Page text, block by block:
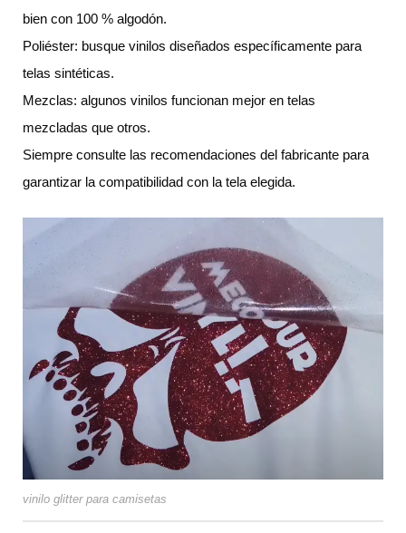
bien con 100 % algodón.
Poliéster: busque vinilos diseñados específicamente para
telas sintéticas.
Mezclas: algunos vinilos funcionan mejor en telas
mezcladas que otros.
Siempre consulte las recomendaciones del fabricante para
garantizar la compatibilidad con la tela elegida.
vinilo glitter para camisetas